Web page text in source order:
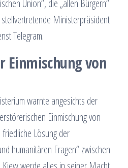
Union“, die „allen Bürgern“
Ministerpräsident
Telegram.
Einmischung von
warnte angesichts der
Einmischung von
Lösung der
humanitären Fragen“ zwischen